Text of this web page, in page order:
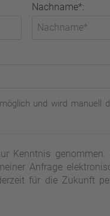
Nachname*:
und wird manuell
Kenntnis
Anfrage
für die Zukunft